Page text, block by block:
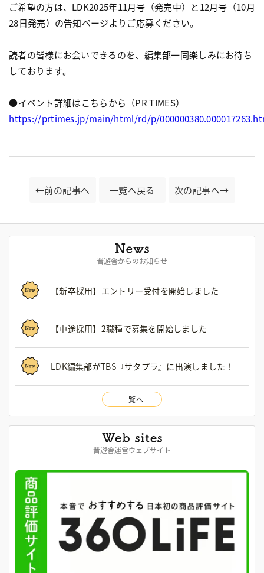
ご希望の方は、LDK2025年11月号（発売中）と12月号（10月
28日発売）の告知ページよりご応募ください。
読者の皆様にお会いできるのを、編集部一同楽しみにお待ち
しております。
●イベント詳細はこちらから（PR TIMES）
https://prtimes.jp/main/html/rd/p/
←前の記事へ 一覧へ戻る 次の記事へ→
晋遊舎からのお知らせ
【新卒採用】エントリー受付を開始しました
【中途採用】2職種で募集を開始しました
LDK編集部がTBS『サタプラ』に出演しました！
一覧へ
晋遊舎運営ウェブサイト